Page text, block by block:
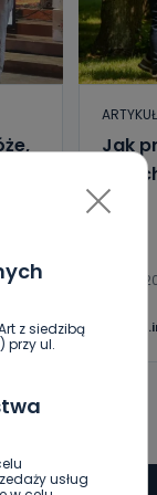
z siedzibą
przy ul.
usług
Jak